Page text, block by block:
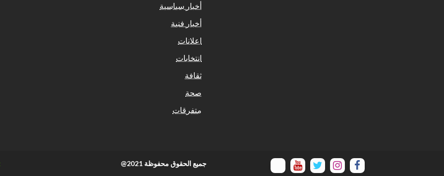
أخبار سياسية
أخبار فنية
اعلانات
انتخابات
ثقافة
صحة
متفرقات
جميع الحقوق محفوظة 2021@